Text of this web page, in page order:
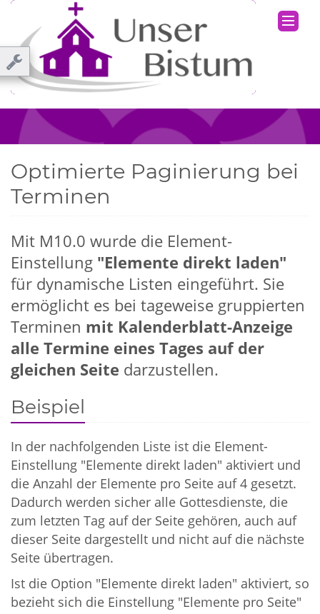
Optimierte Paginierung bei
Terminen
Mit M10.0 wurde die Element-
Einstellung "Elemente direkt laden"
für dynamische Listen eingeführt. Sie
ermöglicht es bei tageweise gruppierten
Terminen mit Kalenderblatt-Anzeige
alle Termine eines Tages auf der
gleichen Seite darzustellen.
Beispiel
In der nachfolgenden Liste ist die Element-
Einstellung "Elemente direkt laden" aktiviert und
die Anzahl der Elemente pro Seite auf 4 gesetzt.
Dadurch werden sicher alle Gottesdienste, die
zum letzten Tag auf der Seite gehören, auch auf
dieser Seite dargestellt und nicht auf die nächste
Seite übertragen.
Ist die Option "Elemente direkt laden" aktiviert, so
bezieht sich die Einstellung "Elemente pro Seite"